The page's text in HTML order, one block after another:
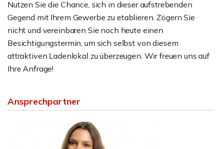
Nutzen Sie die Chance, sich in dieser aufstrebenden
Gegend mit Ihrem Gewerbe zu etablieren. Zögern Sie
nicht und vereinbaren Sie noch heute einen
Besichtigungstermin, um sich selbst von diesem
attraktiven Ladenlokal zu überzeugen. Wir freuen uns auf
Ihre Anfrage!
Ansprechpartner